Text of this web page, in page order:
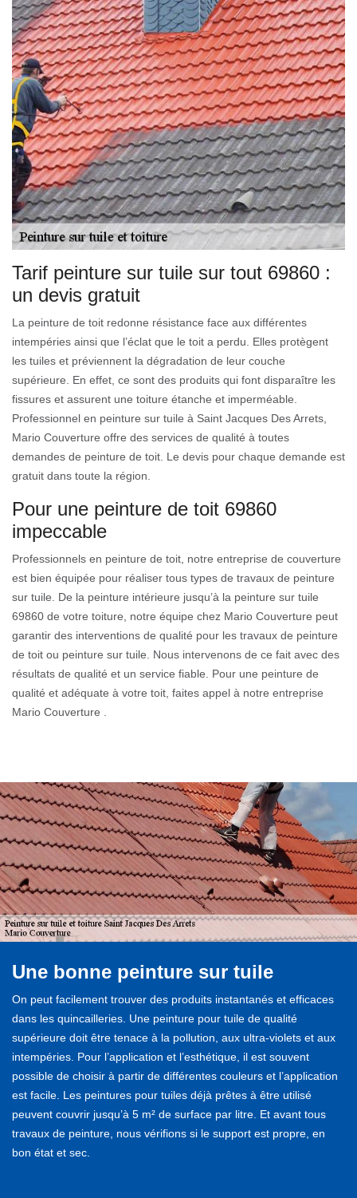
Tarif peinture sur tuile sur tout 69860 :
un devis gratuit
La peinture de toit redonne résistance face aux différentes
intempéries ainsi que l’éclat que le toit a perdu. Elles protègent
les tuiles et préviennent la dégradation de leur couche
supérieure. En effet, ce sont des produits qui font disparaître les
fissures et assurent une toiture étanche et imperméable.
Professionnel en peinture sur tuile à Saint Jacques Des Arrets,
Mario Couverture offre des services de qualité à toutes
demandes de peinture de toit. Le devis pour chaque demande est
gratuit dans toute la région.
Pour une peinture de toit 69860
impeccable
Professionnels en peinture de toit, notre entreprise de couverture
est bien équipée pour réaliser tous types de travaux de peinture
sur tuile. De la peinture intérieure jusqu’à la peinture sur tuile
69860 de votre toiture, notre équipe chez Mario Couverture peut
garantir des interventions de qualité pour les travaux de peinture
de toit ou peinture sur tuile. Nous intervenons de ce fait avec des
résultats de qualité et un service fiable. Pour une peinture de
qualité et adéquate à votre toit, faites appel à notre entreprise
Mario Couverture .
Une bonne peinture sur tuile
On peut facilement trouver des produits instantanés et efficaces
dans les quincailleries. Une peinture pour tuile de qualité
supérieure doit être tenace à la pollution, aux ultra-violets et aux
intempéries. Pour l’application et l’esthétique, il est souvent
possible de choisir à partir de différentes couleurs et l’application
est facile. Les peintures pour tuiles déjà prêtes à être utilisé
peuvent couvrir jusqu’à 5 m² de surface par litre. Et avant tous
travaux de peinture, nous vérifions si le support est propre, en
bon état et sec.